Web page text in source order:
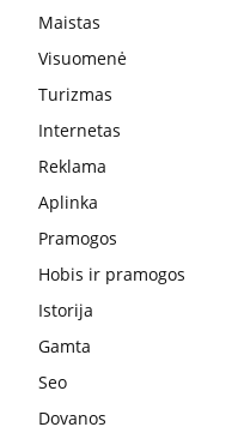
Maistas
Visuomenė
Turizmas
Internetas
Reklama
Aplinka
Pramogos
Hobis ir pramogos
Istorija
Gamta
Seo
Dovanos